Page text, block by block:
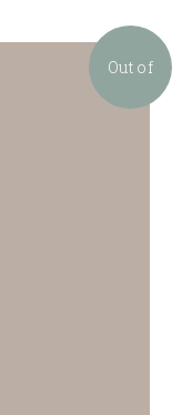
Out of